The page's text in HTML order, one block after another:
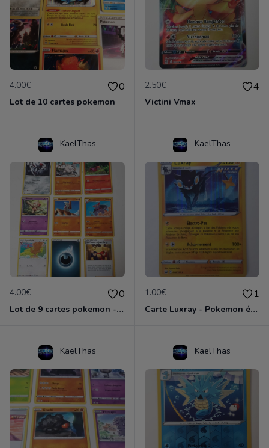
4.00€ 0
Lot de 10 cartes pokemon
2.50€ 4
Victini Vmax
KaelThas
4.00€ 0
Lot de 9 cartes pokemon - épée et bouclier
KaelThas
1.00€ 1
Carte Luxray - Pokemon épée et bouclier
KaelThas KaelThas